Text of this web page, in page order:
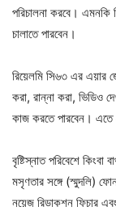
পরিচালনা করবে। এমনকি
চালাতে পারবেন।
রিয়েলমি সি৬৩ এর এয়ার
করা, রান্না করা, ভিডিও
কাজ করতে পারবেন। এতে
বৃষ্টিস্নাত পরিবেশে কিংবা
মসৃণতার সঙ্গে (স্মুদলি)
নয়েজ রিডাকশন ফিচার